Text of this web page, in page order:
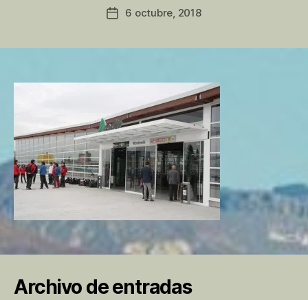
Autor
de
entrada
e
e
Fecha6 octubre, 2018
Archivo de entradas